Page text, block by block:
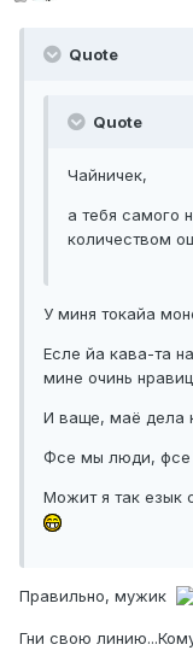
Quote
Quote
Чайничек,
а тебя самого
количеством
У миня токайа
Есле йа кава-та
мине очинь
И ваще, маё дела
Фсе мы люди, фсе
Можит я так езык
Правильно, мужик
Гни свою